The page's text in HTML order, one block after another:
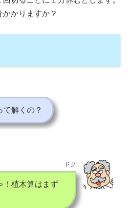
かりますか？
て解くの？
ドク
！植木算はまず